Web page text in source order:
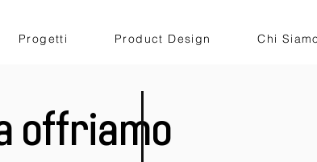
Progetti Product Design Chi
offriamo